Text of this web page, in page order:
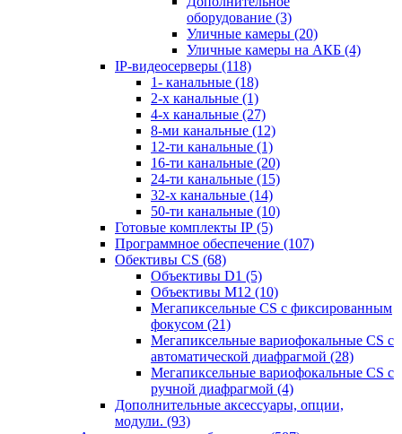
оборудование (3)
Уличные камеры (20)
Уличные камеры на АКБ (4)
IP-видеосерверы (118)
1- канальные (18)
2-х канальные (1)
4-х канальные (27)
8-ми канальные (12)
12-ти канальные (1)
16-ти канальные (20)
24-ти канальные (15)
32-х канальные (14)
50-ти канальные (10)
Готовые комплекты IP (5)
Программное обеспечение (107)
Обективы CS (68)
Объективы D1 (5)
Объективы M12 (10)
Мегапиксельные CS c фиксированным
фокусом (21)
Мегапиксельные вариофокальные CS c
автоматической диафрагмой (28)
Мегапиксельные вариофокальные CS c
ручной диафрагмой (4)
Дополнительные аксессуары, опции,
модули. (93)